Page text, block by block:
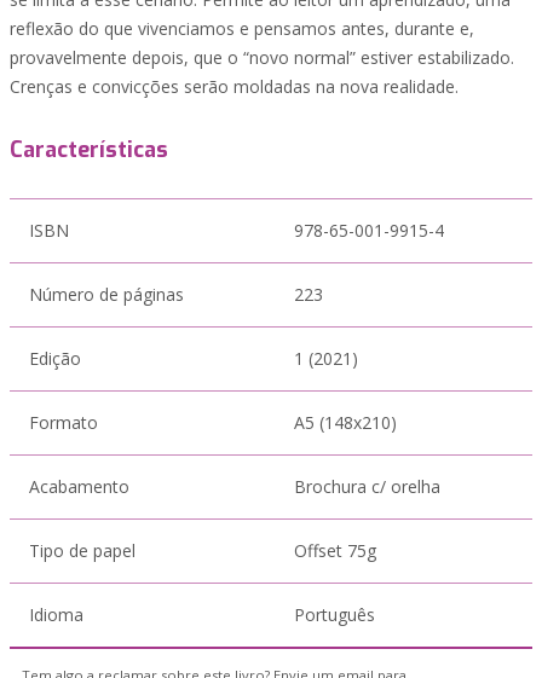
reflexão do que vivenciamos e pensamos antes, durante e,
provavelmente depois, que o “novo normal” estiver estabilizado.
Crenças e convicções serão moldadas na nova realidade.
Características
ISBN 978-65-001-9915-4
Número de páginas 223
Edição 1 (2021)
Formato A5 (148x210)
Acabamento Brochura c/ orelha
Tipo de papel Offset 75g
Idioma Português